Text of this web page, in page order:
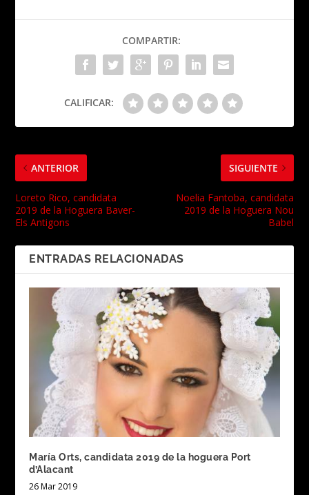
COMPARTIR:
CALIFICAR:
ANTERIOR
Loreto Rico, candidata
2019 de la Hoguera Baver-
Els Antigons
SIGUIENTE
Noelia Fantoba, candidata
2019 de la Hoguera Nou
Babel
ENTRADAS RELACIONADAS
María Orts, candidata 2019 de la hoguera Port
d’Alacant
26 Mar 2019